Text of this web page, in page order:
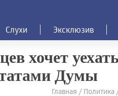
Слухи Эксклюзив
хочет
Думы
Главная /